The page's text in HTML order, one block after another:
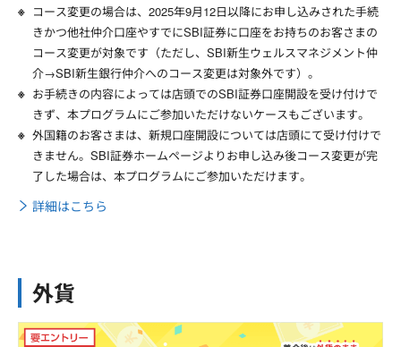
コース変更の場合は、2025年9月12日以降にお申し込みされた手続
きかつ他社仲介口座やすでにSBI証券に口座をお持ちのお客さまの
コース変更が対象です（ただし、SBI新生ウェルスマネジメント仲
介→SBI新生銀行仲介へのコース変更は対象外です）。
お手続きの内容によっては店頭でのSBI証券口座開設を受け付けで
きず、本プログラムにご参加いただけないケースもございます。
外国籍のお客さまは、新規口座開設については店頭にて受け付けで
きません。SBI証券ホームページよりお申し込み後コース変更が完
了した場合は、本プログラムにご参加いただけます。
詳細はこちら
外貨